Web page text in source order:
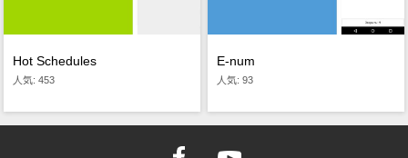
Hot Schedules
人気: 453
E-num
人気: 93